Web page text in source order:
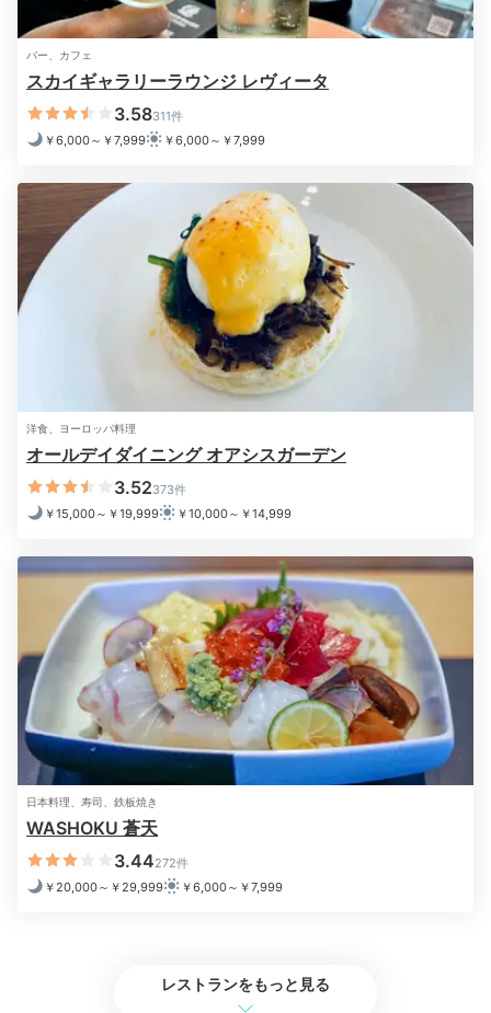
Night
22:00
夜景を楽しみつつ
のんびりバスタイム
広めの湯船にバスソルトを入れて、癒しのひと時。
BYREDO社製のアメニティも気分を上げてくれます。
んで。
miipopon
夜景をバックに撮影タイムを楽しみました。お風呂はとても広く、
アメニティのシャンプーやバスソルトが⼤変良い⾹りで、とても癒
されました。
2日目
バー、カフェ
スカイギャラリーラウンジ レヴィータ
3.58311件
￥6,000～￥7,999
￥6,000～￥7,999
洋食、ヨーロッパ料理
オールデイダイニング オアシスガーデン
3.52373件
￥15,000～￥19,999
￥10,000～￥14,999
日本料理、寿司、鉄板焼き
WASHOKU 蒼天
3.44272件
￥20,000～￥29,999
￥6,000～￥7,999
レストランをもっと見る